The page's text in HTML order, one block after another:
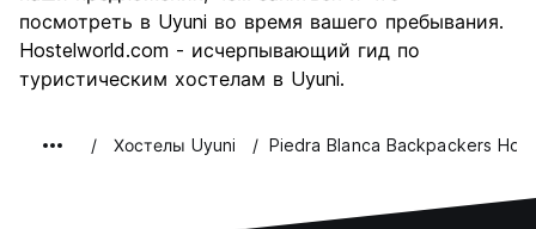
посмотреть в Uyuni во время вашего пребывания.
Hostelworld.com - исчерпывающий гид по
туристическим хостелам в Uyuni.
Хостелы Uyuni Piedra Blanca Backpackers